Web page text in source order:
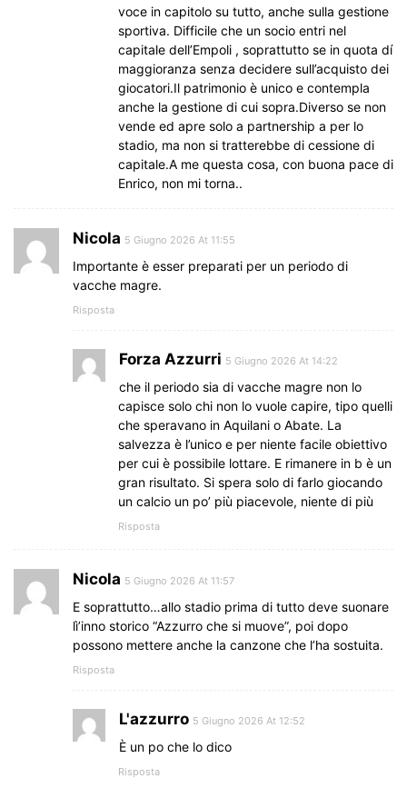
voce in capitolo su tutto, anche sulla gestione
sportiva. Difficile che un socio entri nel
capitale dell’Empoli , soprattutto se in quota dí
maggioranza senza decidere sull’acquisto dei
giocatori.Il patrimonio è unico e contempla
anche la gestione di cui sopra.Diverso se non
vende ed apre solo a partnership a per lo
stadio, ma non si tratterebbe di cessione di
capitale.A me questa cosa, con buona pace di
Enrico, non mi torna..
Nicola 5 Giugno 2026 At 11:55
Importante è esser preparati per un periodo di
vacche magre.
Risposta
Forza Azzurri 5 Giugno 2026 At 14:22
che il periodo sia di vacche magre non lo
capisce solo chi non lo vuole capire, tipo quelli
che speravano in Aquilani o Abate. La
salvezza è l’unico e per niente facile obiettivo
per cui è possibile lottare. E rimanere in b è un
gran risultato. Si spera solo di farlo giocando
un calcio un po’ più piacevole, niente di più
Risposta
Nicola 5 Giugno 2026 At 11:57
E soprattutto…allo stadio prima di tutto deve suonare
lì’inno storico “Azzurro che si muove”, poi dopo
possono mettere anche la canzone che l’ha sostuita.
Risposta
L'azzurro 5 Giugno 2026 At 12:52
È un po che lo dico
Risposta